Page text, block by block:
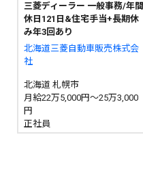
三菱ディーラー 一般事務/年間
休日121日&住宅手当+長期休
み年3回あり
北海道三菱自動車販売株式会
社
北海道 札幌市
月給22万5,000円～25万3,000
円
正社員